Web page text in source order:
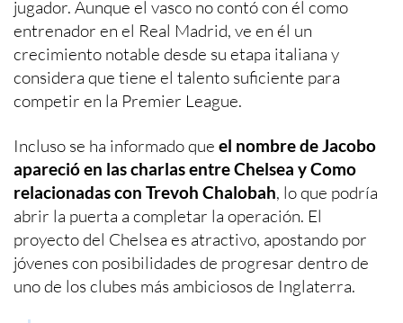
jugador. Aunque el vasco no contó con él como
entrenador en el Real Madrid, ve en él un
crecimiento notable desde su etapa italiana y
considera que tiene el talento suficiente para
competir en la Premier League.
Incluso se ha informado que el nombre de Jacobo
apareció en las charlas entre Chelsea y Como
relacionadas con Trevoh Chalobah, lo que podría
abrir la puerta a completar la operación. El
proyecto del Chelsea es atractivo, apostando por
jóvenes con posibilidades de progresar dentro de
uno de los clubes más ambiciosos de Inglaterra.